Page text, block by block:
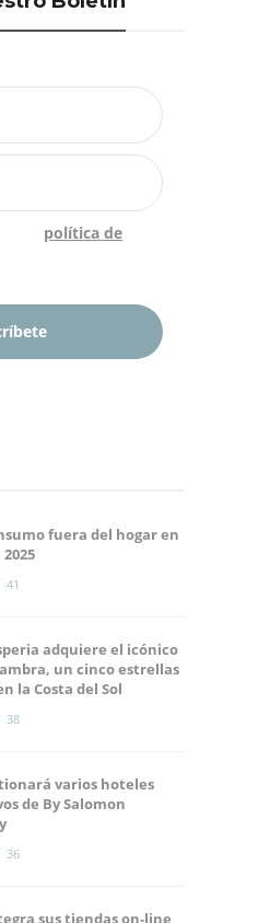
política de
fuera del hogar en
41
adquiere el icónico
un cinco estrellas
la Costa del Sol
38
varios hoteles
de By Salomon
36
sus tiendas on-line